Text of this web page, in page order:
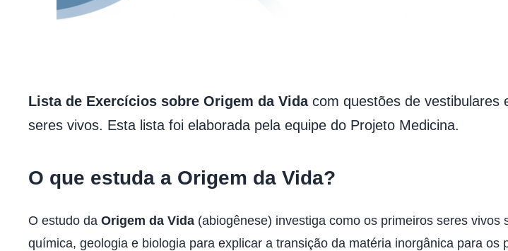
Lista de Exercícios sobre Origem da Vidacom questões de vestibulares
seres vivos. Esta lista foi elaborada pela equipe do Projeto Medicina.
O que estuda a Origem da Vida?
O estudo da Origem da Vida (abiogênese) investiga como os primeiros seres
química, geologia e biologia para explicar a transição da matéria inorgânica para os